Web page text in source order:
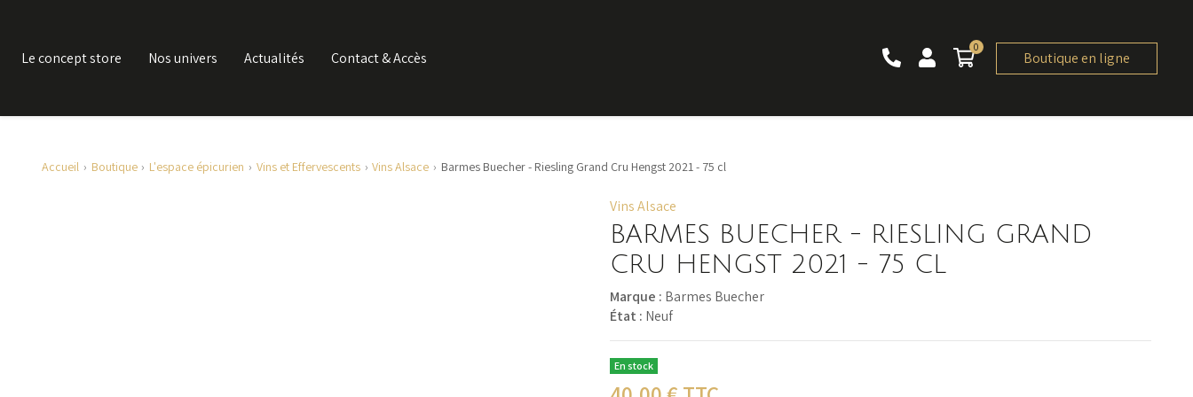
Le concept store Nos univers Actualités Contact & Accès
0
0 article Boutique en ligne
Accueil Boutique L'espace épicurien Vins et Effervescents Vins Alsace Barmes Buecher - Riesling Grand Cru Hengst 2021 - 75 cl
Vins Alsace
BARMES BUECHER - RIESLING GRAND
CRU HENGST 2021 - 75 CL
Marque : Barmes Buecher
État : Neuf
En stock